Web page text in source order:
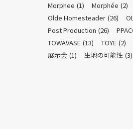
Morphee (1) Morphée (2)
Olde Homesteader (26)
Post Production (26)
TOWAVASE (13) TOYE (2)
展示会 (1) 生地の可能性 (3)